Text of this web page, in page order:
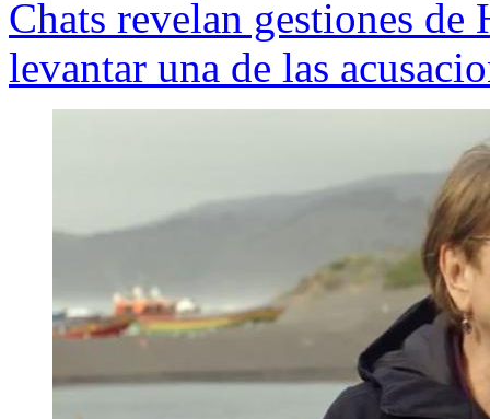
Chats revelan gestiones
levantar una de las